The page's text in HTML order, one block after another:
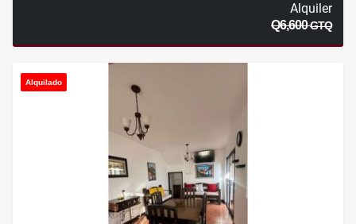
Alquiler
Q6,600GTQ
Alquilado